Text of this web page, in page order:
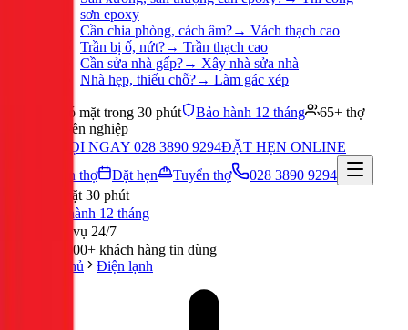
sơn epoxy
Cần chia phòng, cách âm?→ Vách thạch cao
Trần bị ố, nứt?→ Trần thạch cao
Cần sửa nhà gấp?→ Xây nhà sửa nhà
Nhà hẹp, thiếu chỗ?→ Làm gác xép
Có mặt trong 30 phút Bảo hành 12 tháng
65+ thợ
chuyên nghiệp
GỌI NGAY 028 3890 9294ĐẶT HẸN ONLINE
Tuyển thợ
Đặt hẹn Tuyển thợ
028 3890 9294
Có mặt 30 phút
Bảo hành 12 tháng
Phục vụ 24/7
300,000+ khách hàng tin dùng
Trang chủ
Điện lạnh